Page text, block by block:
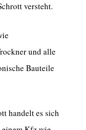
versteht.
und alle
Bauteile
handelt es sich